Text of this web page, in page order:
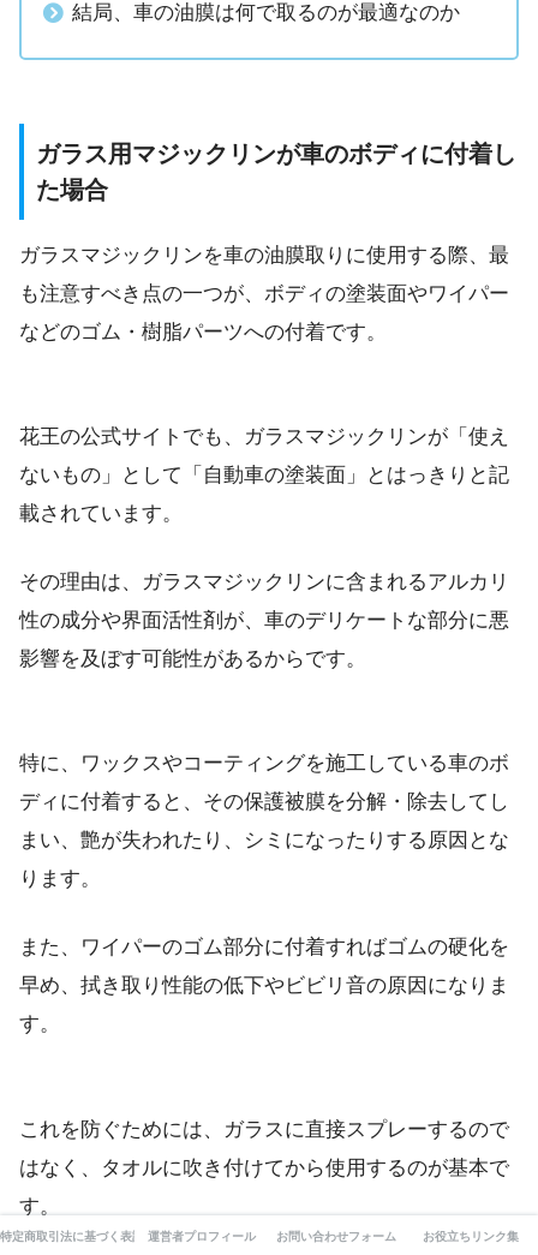
結局、車の油膜は何で取るのが最適なのか
ガラス用マジックリンが車のボディに付着し
た場合
ガラスマジックリンを車の油膜取りに使用する際、最
も注意すべき点の一つが、ボディの塗装面やワイパー
などのゴム・樹脂パーツへの付着です。
花王の公式サイトでも、ガラスマジックリンが「使え
ないもの」として「自動車の塗装面」とはっきりと記
載されています。
その理由は、ガラスマジックリンに含まれるアルカリ
性の成分や界面活性剤が、車のデリケートな部分に悪
影響を及ぼす可能性があるからです。
特に、ワックスやコーティングを施工している車のボ
ディに付着すると、その保護被膜を分解・除去してし
まい、艶が失われたり、シミになったりする原因とな
ります。
また、ワイパーのゴム部分に付着すればゴムの硬化を
早め、拭き取り性能の低下やビビリ音の原因になりま
す。
これを防ぐためには、ガラスに直接スプレーするので
はなく、タオルに吹き付けてから使用するのが基本で
す。
特定商取引法に基づく表記 運営者プロフィール お問い合わせフォーム お役立ちリンク集